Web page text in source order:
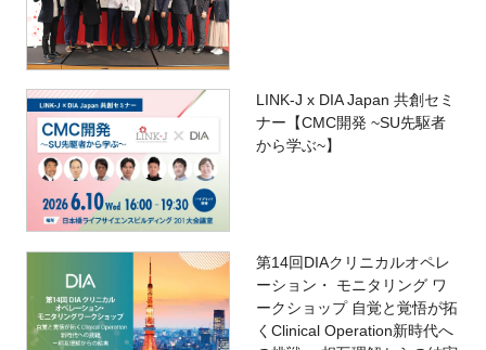
LINK-J x DIA Japan 共創セミ
ナー【CMC開発 ~SU先駆者
から学ぶ~】
第14回DIAクリニカルオペレ
ーション・ モニタリング ワ
ークショップ 自覚と覚悟が拓
くClinical Operation新時代へ